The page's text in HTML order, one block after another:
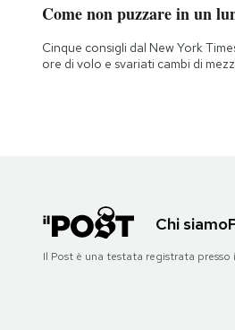
Come non puzzare in un
Cinque consigli dal New York
ore di volo e svariati cambi di
Chi siamo
Il Post è una testata registrata